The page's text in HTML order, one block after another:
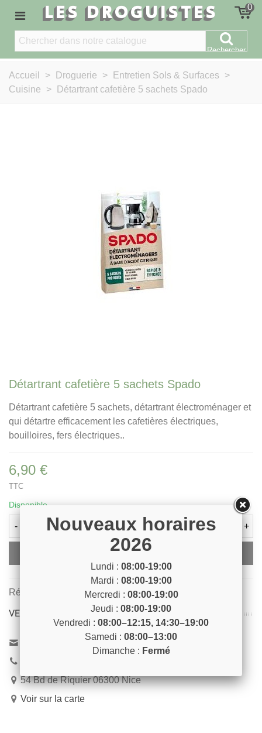
LES DROGUISTES 0
Rechercher
Accueil > Droguerie > Entretien Sols & Surfaces
>
Cuisine
> Détartrant cafetière 5 sachets Spado
Détartrant cafetière 5 sachets Spado
Détartrant cafetière 5 sachets, détartrant électroménager et
qui détartre efficacement les cafetières électriques,
bouilloires, fers électriques..
6,90 €
TTC
Disponible
- +
Ajouter Au Panier
Référence: DETART7
VENEZ NOUS RENCONTRER !
Contactez-nous
54 Bd de Riquier 06300 Nice
Voir sur la carte
Nouveaux horaires
2026
Lundi : 08:00-19:00
Mardi : 08:00-19:00
Mercredi : 08:00-19:00
Jeudi : 08:00-19:00
Vendredi : 08:00–12:15, 14:30–19:00
Samedi : 08:00–13:00
Dimanche : Fermé